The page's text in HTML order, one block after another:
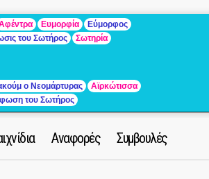
Ευμορφία
Εύμορφος
του Σωτήρος
Σωτηρία
ο Νεομάρτυρας
Αϊρκώτισσα
του Σωτήρος
Αναφορές Συμβουλές